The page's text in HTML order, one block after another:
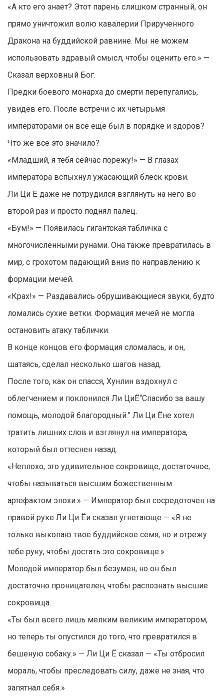
«А кто его знает? Этот парень слишком странный, он
прямо уничтожил волю кавалерии Прирученного
Дракона на буддийской равнине. Мы не можем
использовать здравый смысл, чтобы оценить его.» —
Сказал верховный Бог.
Предки боевого монарха до смерти перепугались,
увидев его. После встречи с их четырьмя
императорами он все еще был в порядке и здоров?
Что же все это значило?
«Младший, я тебя сейчас порежу!» — В глазах
императора вспыхнул ужасающий блеск крови.
Ли Ци Ё даже не потрудился взглянуть на него во
второй раз и просто поднял палец.
«Бум!» — Появилась гигантская табличка с
многочисленными рунами. Она также превратилась в
мир, с грохотом падающий вниз по направлению к
формации мечей.
«Крах!» — Раздавались обрушивающиеся звуки, будто
ломались сухие ветки. Формация мечей не могла
остановить атаку таблички.
В конце концов его формация сломалась, и он,
шатаясь, сделал несколько шагов назад.
После того, как он спасся, Хунлин вздохнул с
облегчением и поклонился Ли ЦиЁ“Спасибо за вашу
помощь, молодой благородный.” Ли Ци Ёне хотел
тратить лишних слов и взглянул на императора,
который был оттеснен назад.
«Неплохо, это удивительное сокровище, достаточное,
чтобы называться высшим божественным
артефактом эпохи.» — Император был сосредоточен на
правой руке Ли Ци Ёи сказал угнетающе — «Я не
только выкопаю твое буддийское семя, но и отрежу
тебе руку, чтобы достать это сокровище.»
Молодой император был безумен, но он был
достаточно проницателен, чтобы распознать высшие
сокровища.
«Ты был всего лишь мелким великим императором,
но теперь ты опустился до того, что превратился в
бешеную собаку.» — Ли Ци Ё сказал — «Ты отбросил
мораль, чтобы преследовать силу, даже не зная, что
запятнал себя.»